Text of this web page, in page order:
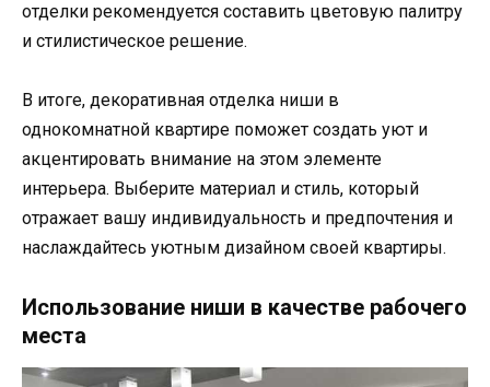
отделки рекомендуется составить цветовую палитру
и стилистическое решение.
В итоге, декоративная отделка ниши в
однокомнатной квартире поможет создать уют и
акцентировать внимание на этом элементе
интерьера. Выберите материал и стиль, который
отражает вашу индивидуальность и предпочтения и
наслаждайтесь уютным дизайном своей квартиры.
Использование ниши в качестве рабочего
места